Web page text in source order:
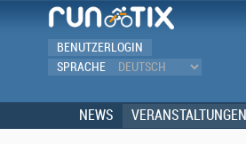
BENUTZERLOGIN
SPRACHE
NEWS VERANSTALTUNGEN